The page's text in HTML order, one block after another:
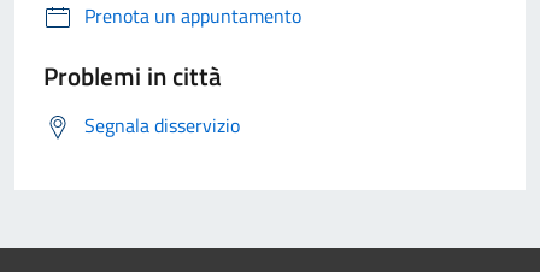
Prenota un appuntamento
Problemi in città
Segnala disservizio